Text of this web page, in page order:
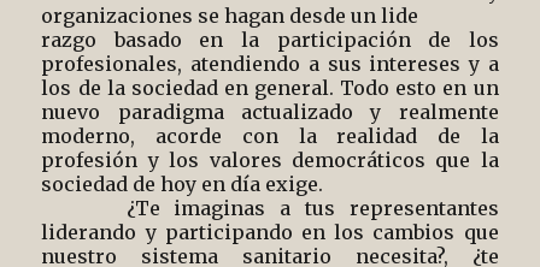
organizaciones se hagan desde un lide
razgo basado en la participación de los
profesionales, atendiendo a sus intereses y a
los de la sociedad en general. Todo esto en un
nuevo paradigma actualizado y realmente
moderno, acorde con la realidad de la
profesión y los valores democráticos que la
sociedad de hoy en día exige.
¿Te imaginas a tus representantes
liderando y participando en los cambios que
nuestro sistema sanitario necesita?, ¿te